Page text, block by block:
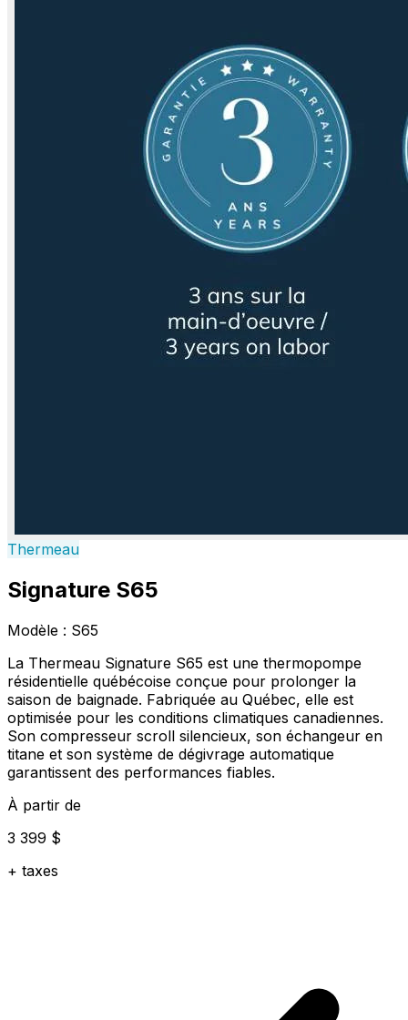
Thermeau
Signature S65
Modèle : S65
La Thermeau Signature S65 est une thermopompe
résidentielle québécoise conçue pour prolonger la
saison de baignade. Fabriquée au Québec, elle est
optimisée pour les conditions climatiques canadiennes.
Son compresseur scroll silencieux, son échangeur en
titane et son système de dégivrage automatique
garantissent des performances fiables.
À partir de
3 399 $
+ taxes